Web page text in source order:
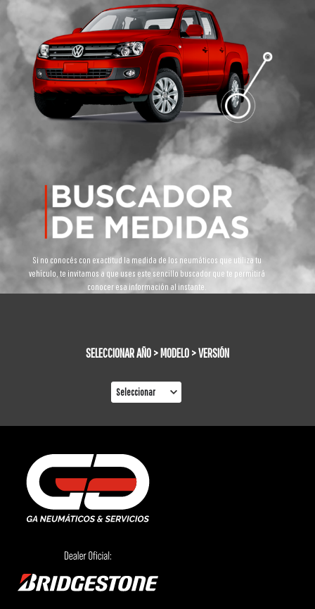
Si no conocés con exactitud la medida de los neumáticos que utiliza tu
vehículo, te invitamos a que uses este sencillo buscador que te permitirá
conocer esa información al instante.
SELECCIONAR AÑO > MODELO > VERSIÓN